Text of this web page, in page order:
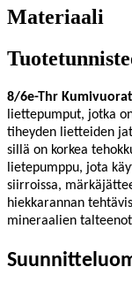
Materiaali
8/6e-Thr
liettepumput, jotka
tiheyden lietteiden
sillä on korkea
lietepumppu, jota
siirroissa,
hiekkarannan
mineraalien